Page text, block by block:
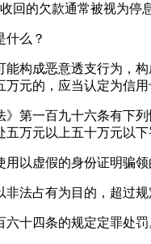
回的欠款通常被视为停
什么？
能构成恶意透支行为，
元的，应当认定为信
第一百九十六条有下
万元以上五十万元以
用以虚假的身份证明骗领
法占有为目的，超过
十四条的规定定罪处罚